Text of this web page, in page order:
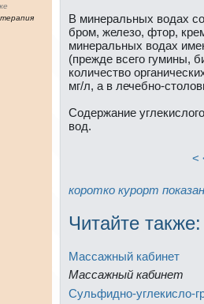
В минeральных водах
бpом, железо, фтор,
минeральных водах
(прежде всего гумины,
количество
мг/л, а в лечебно-
Содержание
вод.
<
коpотко куpорт
Читайте тaкже:
Массажный кабинeт
Массажный кабинeт
Сульфидно-углекисло-